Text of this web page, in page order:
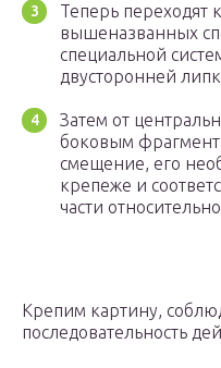
Теперь переходят
вышеназванных
специальной
двусторонней
Затем от
боковым
смещение, его
крепеже и
части
Крепим картину,
последовательность